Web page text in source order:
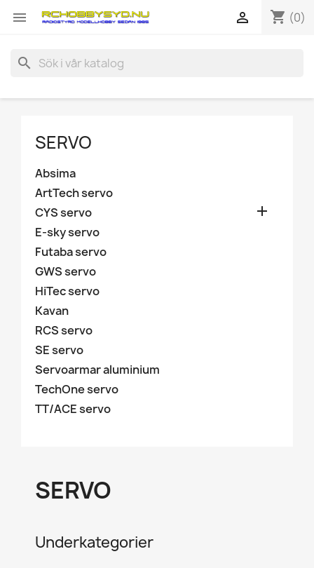
 shopping_cart (0)

search
SERVO
Absima
ArtTech servo
CYS servo

E-sky servo
Futaba servo
GWS servo
HiTec servo
Kavan
RCS servo
SE servo
Servoarmar aluminium
TechOne servo
TT/ACE servo
SERVO
Underkategorier